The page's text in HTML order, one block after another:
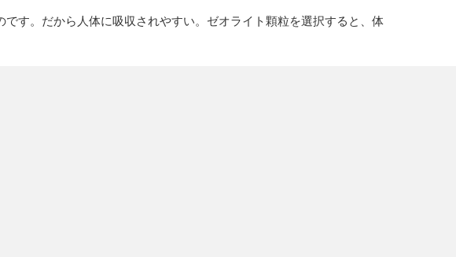
す。だから人体に吸収されやすい。ゼオライト顆粒を選択すると、体